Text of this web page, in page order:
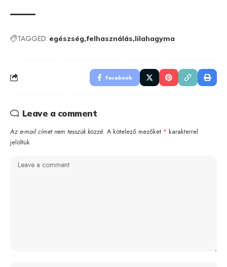
TAGGED: egészség felhasználás lilahagyma
Facebook
Leave a comment
Az e-mail címet nem tesszük közzé. A kötelező mezőket * karakterrel
jelöltük